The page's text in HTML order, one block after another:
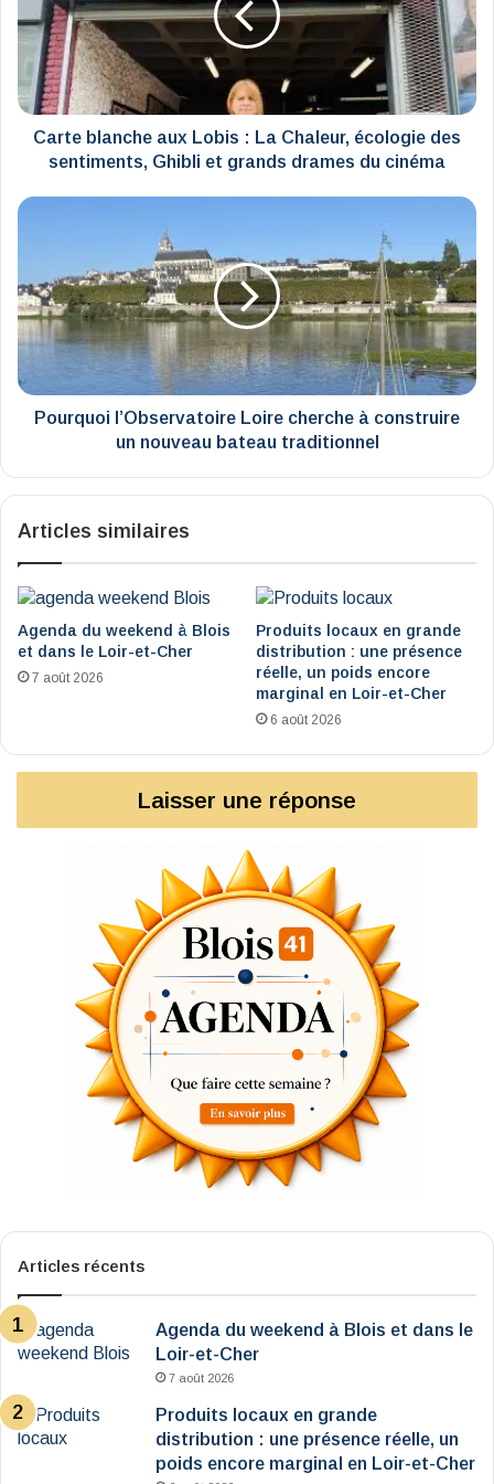
:
La
Chaleur,
écologie
des
sentiments,
Ghibli
grands
cinéma
Carte blanche aux Lobis : La Chaleur, écologie des
sentiments, Ghibli et grands drames du cinéma
Pourquoi
cherche
à
construire
un
nouveau
bateau
traditionnel
Pourquoi l’Observatoire Loire cherche à construire
un nouveau bateau traditionnel
Articles similaires
Agenda du weekend à Blois
et dans le Loir-et-Cher
7 août 2026
Produits locaux en grande
distribution : une présence
réelle, un poids encore
marginal en Loir-et-Cher
6 août 2026
Laisser une réponse
Articles récents
Agenda du weekend à Blois et dans le
Loir-et-Cher
7 août 2026
Produits locaux en grande
distribution : une présence réelle, un
poids encore marginal en Loir-et-Cher